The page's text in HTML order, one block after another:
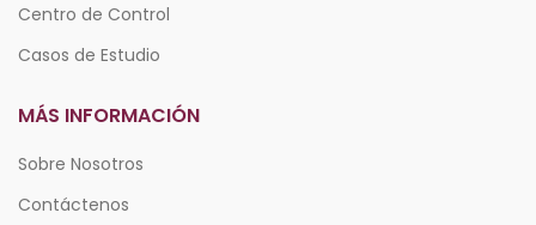
Centro de Control
Casos de Estudio
MÁS INFORMACIÓN
Sobre Nosotros
Contáctenos